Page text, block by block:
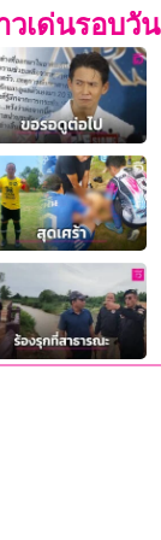
วเด่นรอบวัน